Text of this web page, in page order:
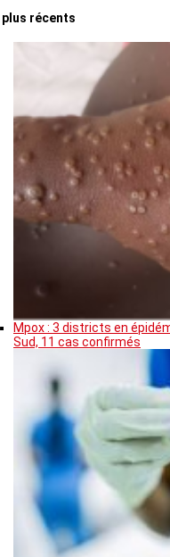
plus récents
Mpox : 3 districts en
Sud, 11 cas confirmés